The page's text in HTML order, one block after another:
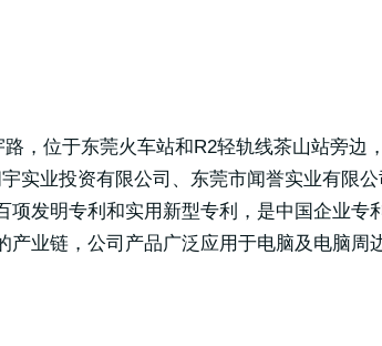
，位于东莞火车站和R2轻轨线茶山站旁边
实业投资有限公司、东莞市闻誉实业有限
发明专利和实用新型专利，是中国企业专
业链，公司产品广泛应用于电脑及电脑周